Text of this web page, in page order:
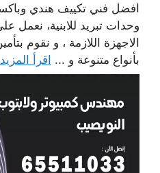
افضل فني تكييف هندي
وحدات تبريد للابنية، نعمل
الاجهزة اللازمة ، و نقوم
بأنواع متنوعة و ... اقرأ المزيد